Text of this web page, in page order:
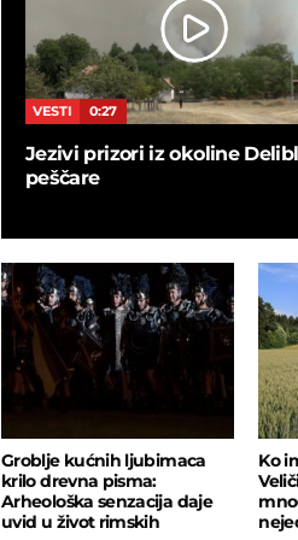
VESTI 0:27
Jezivi prizori iz okoline
peščare
Groblje kućnih ljubimaca
krilo drevna pisma:
Arheološka senzacija daje
uvid u život rimskih
Ko